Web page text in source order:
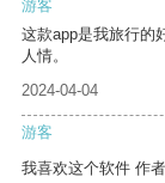
游客
这款app是我旅行的
人情。
2024-04-04
游客
我喜欢这个软件 作